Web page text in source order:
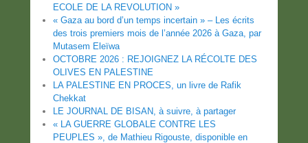
ECOLE DE LA REVOLUTION »
« Gaza au bord d’un temps incertain » – Les écrits
des trois premiers mois de l’année 2026 à Gaza, par
Mutasem Eleïwa
OCTOBRE 2026 : REJOIGNEZ LA RÉCOLTE DES
OLIVES EN PALESTINE
LA PALESTINE EN PROCES, un livre de Rafik
Chekkat
LE JOURNAL DE BISAN, à suivre, à partager
« LA GUERRE GLOBALE CONTRE LES
PEUPLES », de Mathieu Rigouste, disponible en